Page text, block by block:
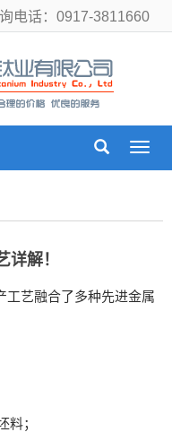
电话：0917-3811660
导
详解！
工艺融合了多种先进金属
料；